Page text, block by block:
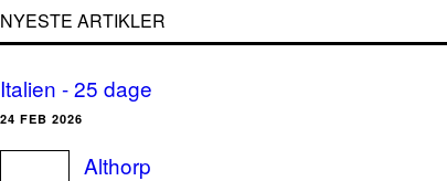
NYESTE ARTIKLER
Italien - 25 dage
24 FEB 2026
Althorp